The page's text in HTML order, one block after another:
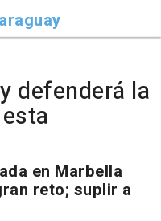
defenderá la
en Marbella
reto; suplir a